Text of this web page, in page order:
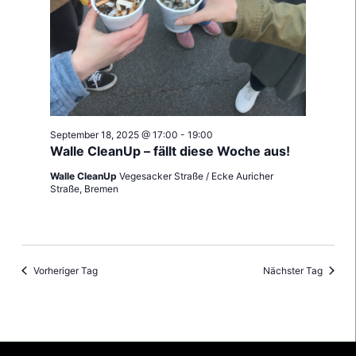
Walle CleanUp – fällt diese Woche aus!
September 18, 2025 @ 17:00 - 19:00
Walle CleanUp Vegesacker Straße / Ecke Auricher
Straße, Bremen
Vorheriger Tag Nächster Tag